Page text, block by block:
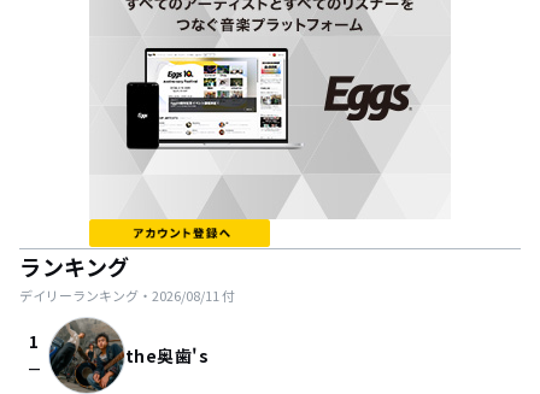
ランキング
デイリーランキング・ 2026/08/11 付
1
check_indeterminate_small the奥歯's